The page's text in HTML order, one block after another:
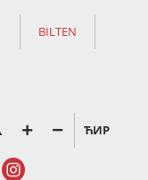
BILTEN
ЋИР